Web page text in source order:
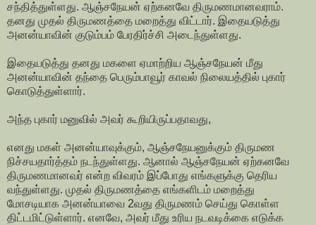
சந்தித்துள்ளது. ஆஞ்சநேயன் ஏற்கனவே திருமணமானவராம்.
தனது முதல் திருமணத்தை மறைத்து விட்டார். இதையடுத்து
அனன்யாவின் குடும்பம் பேரதிர்ச்சி அடைந்துள்ளது.
இதையடுத்து தனது மகளை ஏமாற்றிய ஆஞ்சநேயன் மீது
அனன்யாவின் தந்தை பெரும்பாவூர் காவல் நிலையத்தில் புகார்
கொடுத்துள்ளார்.
அந்த புகார் மனுவில் அவர் கூறியிருப்பதாவது,
எனது மகள் அனன்யாவுக்கும், ஆஞ்சநேயனுக்கும் திருமண
நிச்சயதார்த்தம் நடந்துள்ளது. ஆனால் ஆஞ்சநேயன் ஏற்கனவே
திருமணமானவர் என்ற விவரம் இப்போது எங்களுக்கு தெரிய
வந்துள்ளது. முதல் திருமணத்தை எங்களிடம் மறைத்து
மோசடியாக அனன்யாவை 2வது திருமணம் செய்து கொள்ள
திட்டமிட்டுள்ளார். எனவே, அவர் மீது உரிய நடவடிக்கை எடுக்க